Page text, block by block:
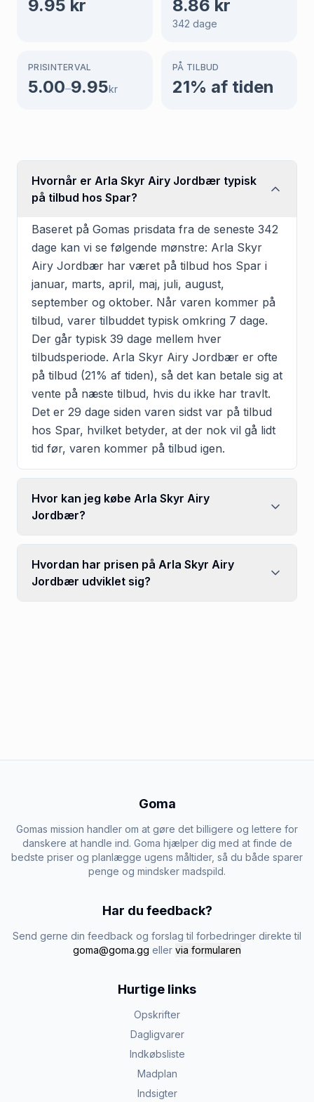
9.95 kr 8.86 kr
342 dage
PRISINTERVAL
5.00–9.95kr
PÅ TILBUD
21% af tiden
Hvornår er Arla Skyr Airy Jordbær typisk
på tilbud hos Spar?
Baseret på Gomas prisdata fra de seneste 342
dage kan vi se følgende mønstre: Arla Skyr
Airy Jordbær har været på tilbud hos Spar i
januar, marts, april, maj, juli, august,
september og oktober. Når varen kommer på
tilbud, varer tilbuddet typisk omkring 7 dage.
Der går typisk 39 dage mellem hver
tilbudsperiode. Arla Skyr Airy Jordbær er ofte
på tilbud (21% af tiden), så det kan betale sig at
vente på næste tilbud, hvis du ikke har travlt.
Det er 29 dage siden varen sidst var på tilbud
hos Spar, hvilket betyder, at der nok vil gå lidt
tid før, varen kommer på tilbud igen.
Hvor kan jeg købe Arla Skyr Airy
Jordbær?
Hvordan har prisen på Arla Skyr Airy
Jordbær udviklet sig?
Goma
Gomas mission handler om at gøre det billigere og lettere for
danskere at handle ind. Goma hjælper dig med at finde de
bedste priser og planlægge ugens måltider, så du både sparer
penge og mindsker madspild.
Har du feedback?
Send gerne din feedback og forslag til forbedringer direkte til
goma@goma.gg eller via formularen
Hurtige links
Opskrifter
Dagligvarer
Indkøbsliste
Madplan
Indsigter